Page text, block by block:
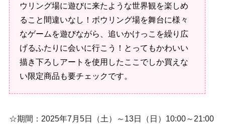
ウリング場に遊びに来たような世界観を楽しめ
ること間違いなし！ボウリング場を舞台に様々
なゲームを遊びながら、追いかけっこを繰り広
げるふたりに会いに行こう！とってもかわいい
描き下ろしアートを使用したここでしか買えな
い限定商品も要チェックです。
☆期間：2025年7月5日（土）～13日（日）10:00～21:00